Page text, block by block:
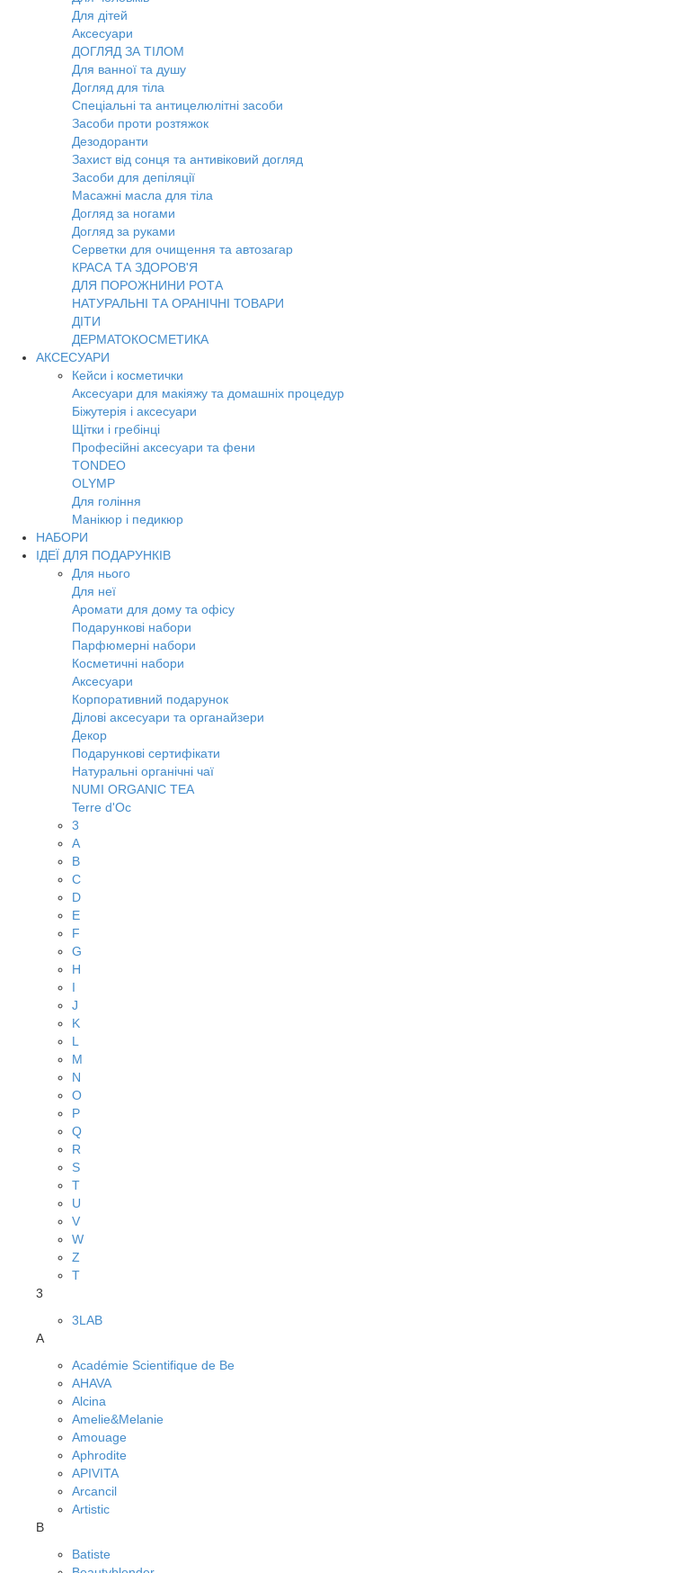
Для дітей
Аксесуари
ДОГЛЯД ЗА ТІЛОМ
Для ванної та душу
Догляд для тіла
Спеціальні та антицелюлітні засоби
Засоби проти розтяжок
Дезодоранти
Захист від сонця та антивіковий догляд
Засоби для депіляції
Масажні масла для тіла
Догляд за ногами
Догляд за руками
Серветки для очищення та автозагар
КРАСА ТА ЗДОРОВ'Я
ДЛЯ ПОРОЖНИНИ РОТА
НАТУРАЛЬНІ ТА ОРАНІЧНІ ТОВАРИ
ДІТИ
ДЕРМАТОКОСМЕТИКА
АКСЕСУАРИ
Кейси і косметички
Аксесуари для макіяжу та домашніх процедур
Біжутерія і аксесуари
Щітки і гребінці
Професійні аксесуари та фени
TONDEO
OLYMP
Для гоління
Манікюр і педикюр
НАБОРИ
ІДЕЇ ДЛЯ ПОДАРУНКІВ
Для нього
Для неї
Аромати для дому та офісу
Подарункові набори
Парфюмерні набори
Косметичні набори
Аксесуари
Корпоративний подарунок
Ділові аксесуари та органайзери
Декор
Подарункові сертифікати
Натуральні органічні чаї
NUMI ORGANIC TEA
Terre d'Oc
3
A
B
C
D
E
F
G
H
I
J
K
L
M
N
O
P
Q
R
S
T
U
V
W
Z
Т
3
3LAB
A
Académie Scientifique de Be
AHAVA
Alcina
Amelie&Melanie
Amouage
Aphrodite
APIVITA
Arcancil
Artistic
B
Batiste